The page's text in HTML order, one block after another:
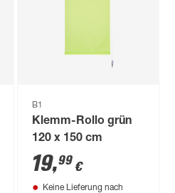
B1
Klemm-Rollo grün
120 x 150 cm
19,99 €
Keine Lieferung nach